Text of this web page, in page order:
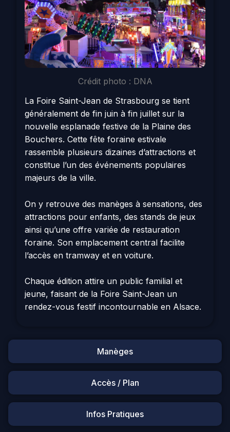
Manèges
Accès / Plan
Infos Pratiques
Crédit photo : DNA
La Foire Saint-Jean de Strasbourg se tient
généralement de fin juin à fin juillet sur la
nouvelle esplanade festive de la Plaine des
Bouchers. Cette fête foraine estivale
rassemble plusieurs dizaines d’attractions et
constitue l’un des événements populaires
majeurs de la ville.
On y retrouve des manèges à sensations, des
attractions pour enfants, des stands de jeux
ainsi qu’une offre variée de restauration
foraine. Son emplacement central facilite
l’accès en tramway et en voiture.
Chaque édition attire un public familial et
jeune, faisant de la Foire Saint-Jean un
rendez-vous festif incontournable en Alsace.